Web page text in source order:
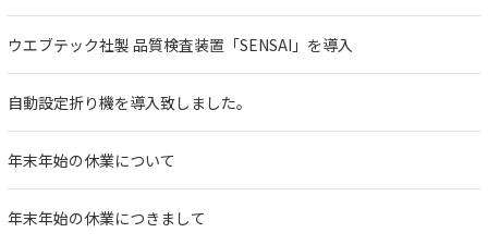
ウエブテック社製 品質検査装置「SENSAI」を導入
自動設定折り機を導入致しました。
年末年始の休業について
年末年始の休業につきまして